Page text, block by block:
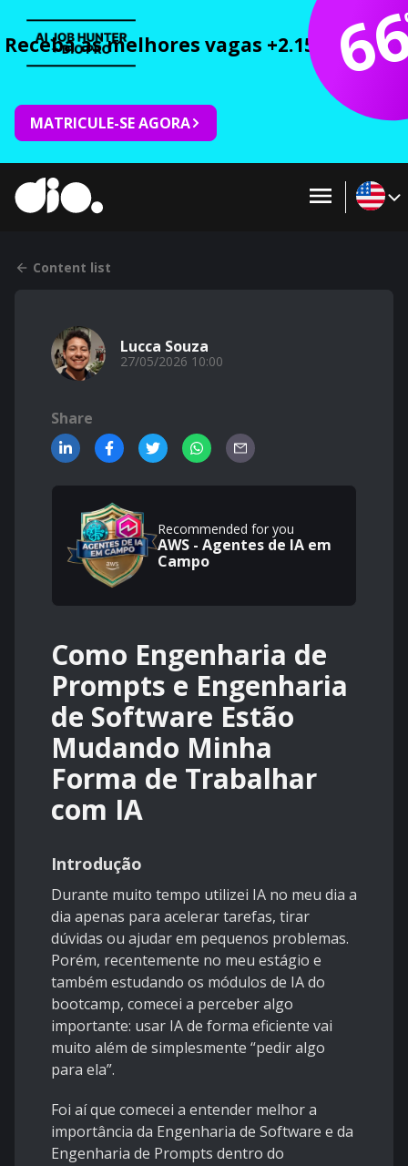
Receba as melhores vagas +2.150 cursos
MATRICULE-SE AGORA
Content list
Lucca Souza
27/05/2026 10:00
Share
Recommended for you
AWS - Agentes de IA em
Campo
Como Engenharia de
Prompts e Engenharia
de Software Estão
Mudando Minha
Forma de Trabalhar
com IA
Introdução
Durante muito tempo utilizei IA no meu dia a
dia apenas para acelerar tarefas, tirar
dúvidas ou ajudar em pequenos problemas.
Porém, recentemente no meu estágio e
também estudando os módulos de IA do
bootcamp, comecei a perceber algo
importante: usar IA de forma eficiente vai
muito além de simplesmente “pedir algo
para ela”.
Foi aí que comecei a entender melhor a
importância da Engenharia de Software e da
Engenharia de Prompts dentro do